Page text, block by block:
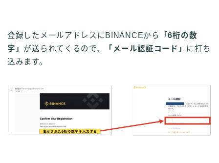
登録したメールアドレスにBINANCEから
「6桁の数
字」 が送られてくるので、 「メール認証コード」 に打ち
込みます。